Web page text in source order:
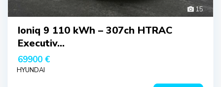
15
Ioniq 9 110 kWh – 307ch HTRAC
Executiv...
69900 €
HYUNDAI